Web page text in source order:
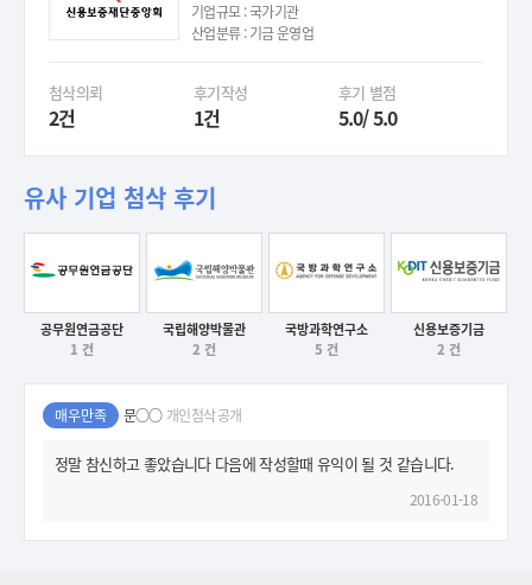
기업규모 : 국가기관
산업분류 : 기금 운영업
첨삭의뢰
2건
후기작성
1건
후기 별점
5.0/ 5.0
유사 기업 첨삭 후기
후기보기
공무원연금공단
1 건
후기보기
국립해양박물관
2 건
후기보기
국방과학연구소
5 건
후기보기
신용보증기금
2 건
매우만족 문○○ 개인첨삭 공개
정말 참신하고 좋았습니다 다음에 작성할때 유익이 될 것 같습니다.
2016-01-18